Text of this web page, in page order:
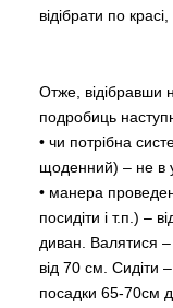
відібрати по
Отже, відібравши
подробиць
• чи потрібна
щоденний) – не в
• манера
посидіти і т.п.) –
диван. Валятися
від 70 см. Сидіти
посадки 65-70см